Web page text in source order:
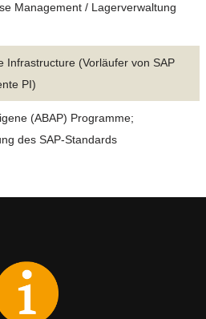
Management / Lagerverwaltung
Infrastructure (Vorläufer von SAP
PI)
(ABAP) Programme;
des SAP-Standards